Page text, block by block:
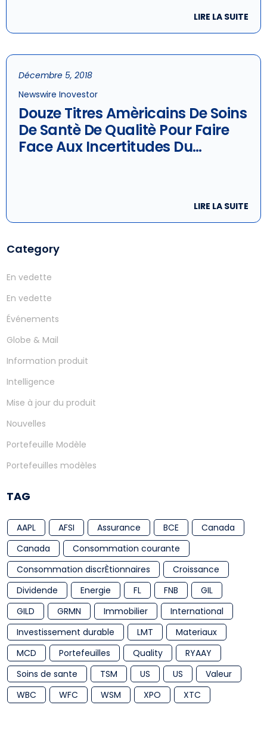
Category
En vedette
En vedette
Événements
Globe & Mail
Information produit
Intelligence
Mise à jour du produit
Nouvelles
Portefeuille Modèle
Portefeuilles modèles
TAG
AAPL AFSI Assurance BCE
Canada
Canada
Consommation courante
Consommation discrÈtionnaires
Croissance
Dividende
Energie FL FNB
GIL
GILD
GRMN Immobilier
International
Investissement durable
LMT
Materiaux
MCD
Portefeuilles Quality
RYAAY
Soins de sante
TSM US US
Valeur
WBC
WFC WSM XPO XTC
LIRE LA SUITE
Décembre 5, 2018
Newswire Inovestor
Douze Titres Amèricains De Soins
De Santè De Qualitè Pour Faire
Face Aux Incertitudes Du
LIRE LA SUITE